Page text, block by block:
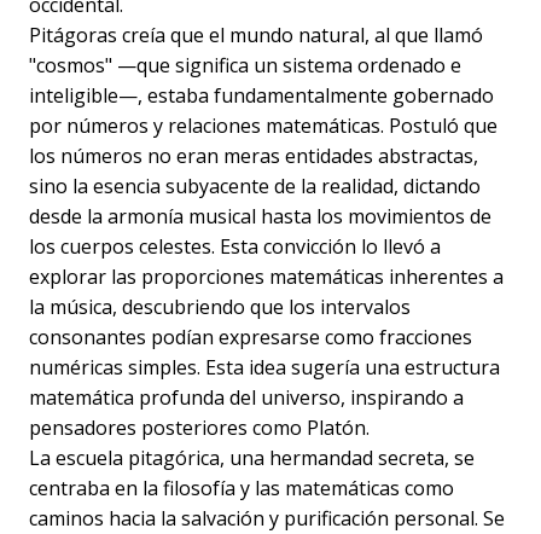
Pitágoras creía que el mundo natural, al que llamó
"cosmos" —que significa un sistema ordenado e
inteligible—, estaba fundamentalmente gobernado
por números y relaciones matemáticas. Postuló que
los números no eran meras entidades abstractas,
sino la esencia subyacente de la realidad, dictando
desde la armonía musical hasta los movimientos de
los cuerpos celestes. Esta convicción lo llevó a
explorar las proporciones matemáticas inherentes a
la música, descubriendo que los intervalos
consonantes podían expresarse como fracciones
numéricas simples. Esta idea sugería una estructura
matemática profunda del universo, inspirando a
pensadores posteriores como Platón.
La escuela pitagórica, una hermandad secreta, se
centraba en la filosofía y las matemáticas como
caminos hacia la salvación y purificación personal. Se